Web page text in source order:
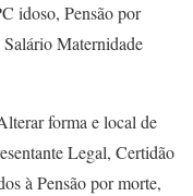
idoso, Pensão por
Maternidade
forma e local de
Legal, Certidão
à Pensão por morte,